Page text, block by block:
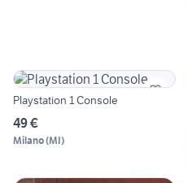
Playstation 1 Console
49 €
Milano(MI)